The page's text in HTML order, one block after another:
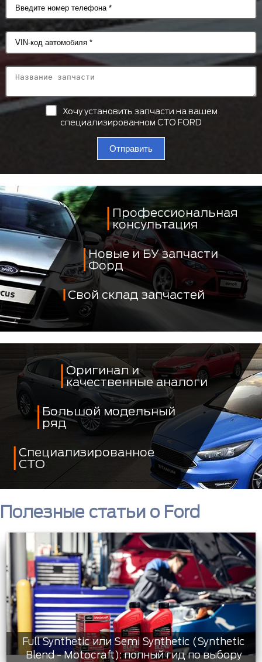
Хочу установить запчасти на вашем
специализированном СТО FORD
Отправить
Профессиональная
консультация
Новые и БУ запчасти
Форд
Свой склад запчастей
Оригинал и
качественные аналоги
Большой модельный
ряд
Специализированное
СТО
Полезные статьи о Ford
Full Synthetic или Semi Synthetic (Synthetic
Blend - Motocraft): полный гид по выбору